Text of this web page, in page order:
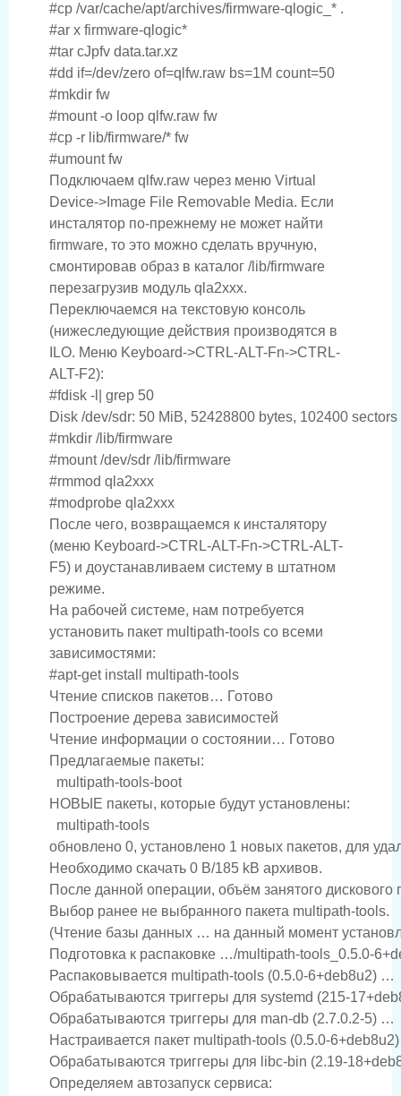
#cp /var/cache/apt/archives/firmware-qlogic_* .
#ar x firmware-qlogic*
#tar cJpfv data.tar.xz
#dd if=/dev/zero of=qlfw.raw bs=1M count=50
#mkdir fw
#mount -o loop qlfw.raw fw
#cp -r lib/firmware/* fw
Подключаем qlfw.raw через меню Virtual
Device->Image File Removable Media. Если
инсталятор по-прежнему не может найти
firmware, то это можно сделать вручную,
смонтировав образ в каталог /lib/firmware
перезагрузив модуль qla2xxx.
Переключаемся на текстовую консоль
(нижеследующие действия производятся в
ILO. Меню Keyboard->CTRL-ALT-Fn->CTRL-
ALT-F2):
#fdisk -l| grep 50
Disk /dev/sdr: 50 MiB, 52428800 bytes, 102400 sectors
#mkdir /lib/firmware
#mount /dev/sdr /lib/firmware
#rmmod qla2xxx
После чего, возвращаемся к инсталятору
(меню Keyboard->CTRL-ALT-Fn->CTRL-ALT-
F5) и доустанавливаем систему в штатном
режиме.
На рабочей системе, нам потребуется
установить пакет multipath-tools со всеми
зависимостями:
#apt-get install multipath-tools
Чтение списков пакетов… Готово
Построение дерева зависимостей
Чтение информации о состоянии… Готово
Предлагаемые пакеты:
  multipath-tools-boot
НОВЫЕ пакеты, которые будут установлены:
  multipath-tools
обновлено 0, установлено 1 новых пакетов, для
Необходимо скачать 0 B/185 kB архивов.
После данной операции, объём занятого дискового
Выбор ранее не выбранного пакета multipath-tools.
(Чтение базы данных … на данный момент
Подготовка к распаковке …/multipath-tools_0.5.0-
Распаковывается multipath-tools (0.5.0-6+deb8u2) …
Обрабатываются триггеры для systemd (215-
Обрабатываются триггеры для man-db (2.7.0.2-5) …
Настраивается пакет multipath-tools (0.5.0-
Определяем автозапуск сервиса: